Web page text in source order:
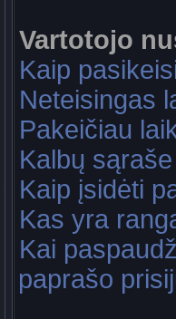
Vartotojo
Kaip
Neteisingas
Pakeičiau
Kalbų
Kaip įsidėti
Kas yra
Kai
paprašo